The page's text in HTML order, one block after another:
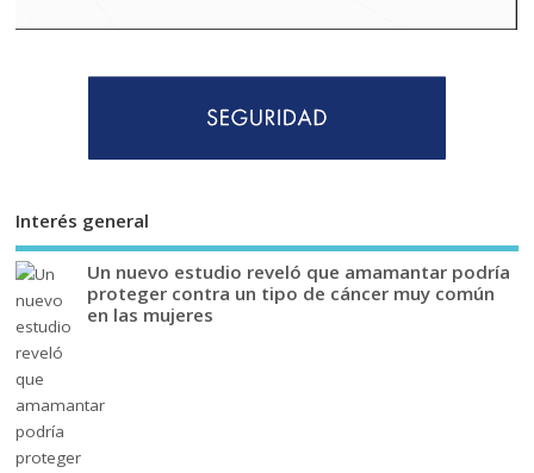
Interés general
Un nuevo estudio reveló que amamantar podría
proteger contra un tipo de cáncer muy común
en las mujeres